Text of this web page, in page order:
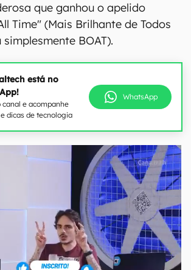
que ganhou o apelido
Time" (Mais Brilhante de Todos
simplesmente BOAT).
está no
canal e acompanhe
dicas de tecnologia
WhatsApp